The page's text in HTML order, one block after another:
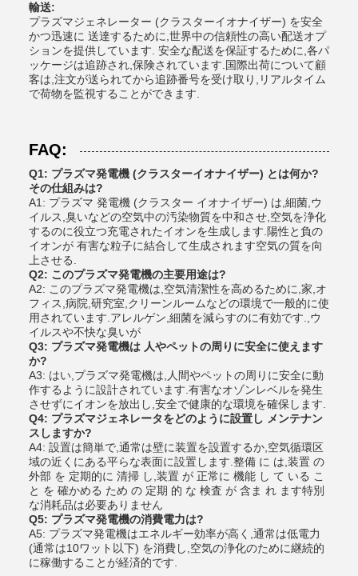
輸送:
プラズマジェネレーター (クラスターイオナイザー) を安全
かつ迅速に 送達するために,世界中の信頼性の高い配送オプ
ションを提供しています. 安全な配送を保証するために,各パ
ッケージは追跡され,保険されています.国際出荷について顧
客は,注文が送られてから追跡番号を受け取り,リアルタイム
で荷物を監視することができます.
FAQ:
Q1: プラズマ発電機 (クラスターイオナイザー) とは何か?
その仕組みは?
A1: プラズマ 発電機 (クラスター イオナイザー) は,細菌,ウ
イルス,臭いなどの空気中の汚染物質を中和させ,空気を浄化
するのに役立つ充電されたイオンを生成します.陽性と負の
イオンが 有害な粒子に結合して生成されます空気の質を向
上させる.
Q2: このプラズマ発電機の主要用途は?
A2: このプラズマ発電機は,空気清潔性を高めるために,家,オ
フィス,病院,研究室,クリーンルームなどの環境で一般的に使
用されています.アレルゲン,細菌を減らすのに有効です.,ウ
イルスや不快な臭いが
Q3: プラズマ発電機は 人やペットの周りに安全に使えます
か?
A3: はい,プラズマ発電機は,人間やペットの周りに安全に動
作するように設計されています.有害なオゾンレベルを発生
させずにイオンを放出し,安全で健康的な環境を確保します.
Q4: プラズマジェネレータをどのように設置し メンテナン
スしますか?
A4: 設置は簡単で,通常は壁に装置を設置するか,空気循環区
域の近くにある平らな表面に設置します.整備 に は,装置 の
外部 を 定期的に 清掃 し,装置 が 正常に 機能 し て いる こ
と を 確かめる ため の 定期 的 な 検査 が 含ま れ ます特別
な消耗品は必要ありません
Q5: プラズマ発電機の消費電力は?
A5: プラズマ発電機はエネルギー効率が高く,通常は低電力
(通常は10ワット以下) を消費し,空気の浄化のために継続的
に稼働することが経済的です.